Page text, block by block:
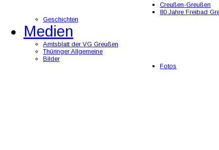
Creußen-Greußen
80 Jahre Freibad
Geschichten
Medien
Amtsblatt der VG Greußen
Thüringer Allgemeine
Bilder
Fotos